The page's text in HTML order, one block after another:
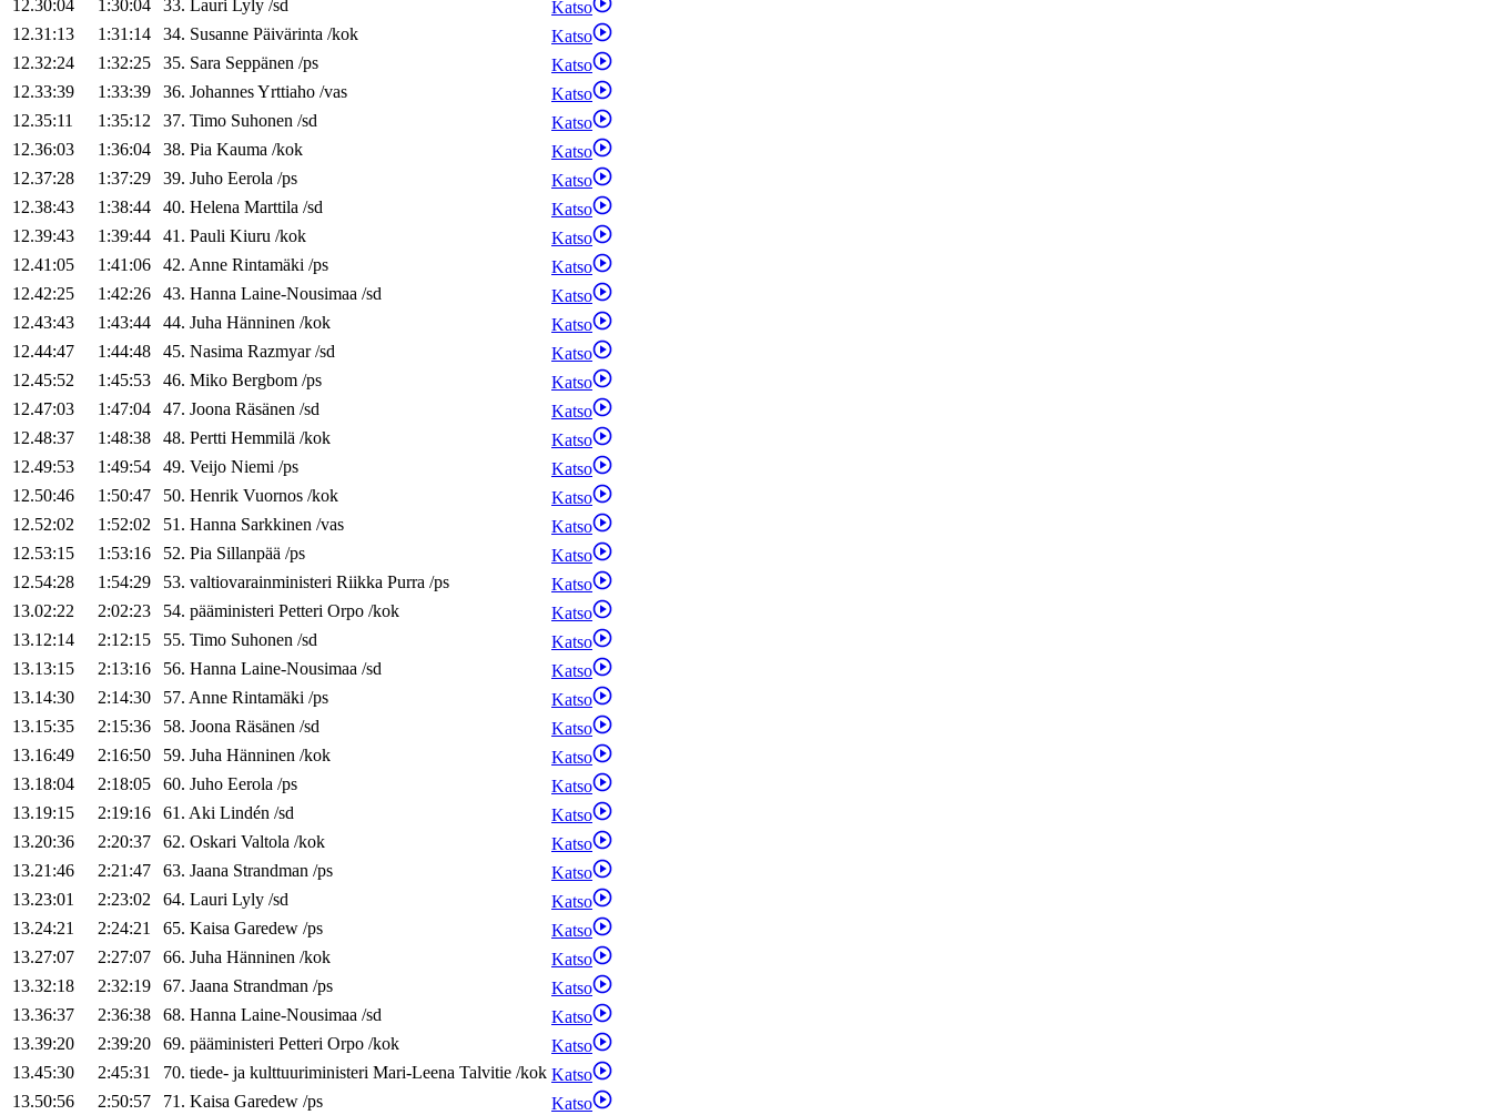
12.30:04
1:30:04 33. Lauri Lyly /sd
Katso
12.31:13
1:31:14 34. Susanne Päivärinta /kok
Katso
12.32:24
1:32:25 35. Sara Seppänen /ps
Katso
12.33:39
1:33:39 36. JohannesYrttiaho /vas
Katso
12.35:11
1:35:12 37. Timo Suhonen /sd
Katso
12.36:03
1:36:04 38. Pia Kauma /kok
Katso
12.37:28
1:37:29 39. Juho Eerola /ps
Katso
12.38:43
1:38:44 40. Helena Marttila /sd
Katso
12.39:43
1:39:44 41. Pauli Kiuru /kok
Katso
12.41:05
1:41:06 42. Anne Rintamäki /ps
Katso
12.42:25
1:42:26 43. Hanna Laine-Nousimaa /sd
Katso
12.43:43
1:43:44 44. Juha Hänninen /kok
Katso
12.44:47
1:44:48 45. Nasima Razmyar/sd
Katso
12.45:52
1:45:53 46. Miko Bergbom /ps
Katso
12.47:03
1:47:04 47. Joona Räsänen /sd
Katso
12.48:37
1:48:38 48. Pertti Hemmilä /kok
Katso
12.49:53
1:49:54 49. Veijo Niemi /ps
Katso
12.50:46
1:50:47 50. Henrik Vuornos /kok
Katso
12.52:02
1:52:02 51. Hanna Sarkkinen /vas
Katso
12.53:15
1:53:16 52. Pia Sillanpää /ps
Katso
12.54:28
1:54:29 53. valtiovarainministeri Riikka Purra /ps
Katso
13.02:22
2:02:23 54. pääministeri Petteri Orpo /kok
Katso
13.12:14
2:12:15 55. Timo Suhonen /sd
Katso
13.13:15
2:13:16 56. Hanna Laine-Nousimaa /sd
Katso
13.14:30
2:14:30 57. Anne Rintamäki /ps
Katso
13.15:35
2:15:36 58. Joona Räsänen /sd
Katso
13.16:49
2:16:50 59. Juha Hänninen /kok
Katso
13.18:04
2:18:05 60. Juho Eerola /ps
Katso
13.19:15
2:19:16 61. Aki Lindén /sd
Katso
13.20:36
2:20:37 62. Oskari Valtola /kok
Katso
13.21:46
2:21:47 63. Jaana Strandman /ps
Katso
13.23:01
2:23:02 64. Lauri Lyly /sd
Katso
13.24:21
2:24:21 65. Kaisa Garedew /ps
Katso
13.27:07
2:27:07 66. Juha Hänninen /kok
Katso
13.32:18
2:32:19 67. Jaana Strandman /ps
Katso
13.36:37
2:36:38 68. Hanna Laine-Nousimaa /sd
Katso
13.39:20
2:39:20 69. pääministeri Petteri Orpo /kok
Katso
13.45:30
2:45:31 70. tiede- ja kulttuuriministeri Mari-Leena Talvitie /kok Katso
13.50:56
2:50:57 71. Kaisa Garedew /ps
Katso